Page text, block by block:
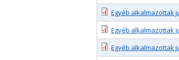
Egyéb alkalmazottak
Egyéb alkalmazottak
Egyéb alkalmazottak